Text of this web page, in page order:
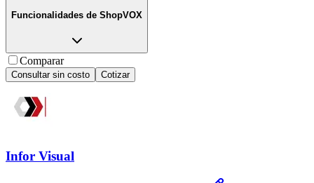
Funcionalidades de ShopVOX
Comparar
Consultar sin costo Cotizar
Infor Visual